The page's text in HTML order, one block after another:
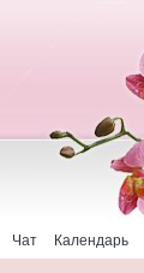
Календарь
Чат